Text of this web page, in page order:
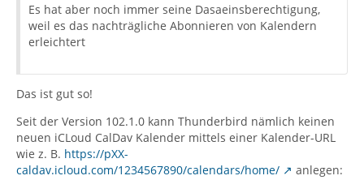
Es hat aber noch immer seine Dasaeinsberechtigung,
weil es das nachträgliche Abonnieren von Kalendern
erleichtert
Das ist gut so!
Seit der Version 102.1.0 kann Thunderbird nämlich keinen
neuen iCLoud CalDav Kalender mittels einer Kalender-URL
wie z. B. https://pXX-
caldav.icloud.com/1234567890/calendars/home/
anlegen: